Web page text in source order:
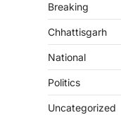
Breaking
Chhattisgarh
National
Politics
Uncategorized